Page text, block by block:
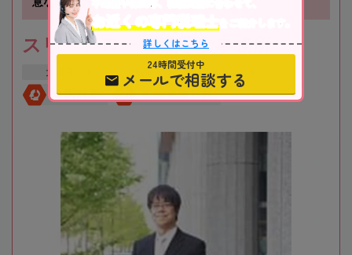
スリーアローズ税理士事務所
大阪府 大阪市 新大阪駅
全国対応 初回相談無料
不動産や株式等、相続資産に合わせて、
お近くの専門税理士 をご紹介します。
詳しくはこちら
24時間受付中
メールで相談する